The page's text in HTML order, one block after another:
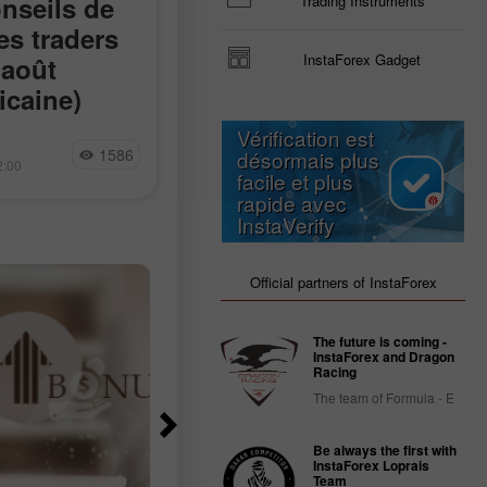
de
traders
s’est produit
MACD 1586
EUR/USD : Conseils de
trading pour les traders
débutants – 7 août
Aucun des niveaux que j’avais
indiqués n’a été testé durant la
première moitié de la séance, les
traders ayant marqué une pause
la publication des données
importantes. Tout cela
Jakub Novak
13:12 2026-08-07 +02:00
InstaForex Gadget
Vérification est
désormais plus
facile et plus
rapide avec
InstaVerify
Official partners of InstaForex
The future is coming -
InstaForex and Dragon
Racing
The team of Formula - E
Be always the first with
InstaForex Loprais
Team